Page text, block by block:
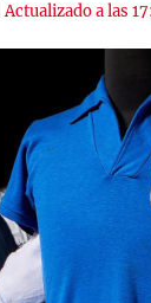
|Actualizado a las